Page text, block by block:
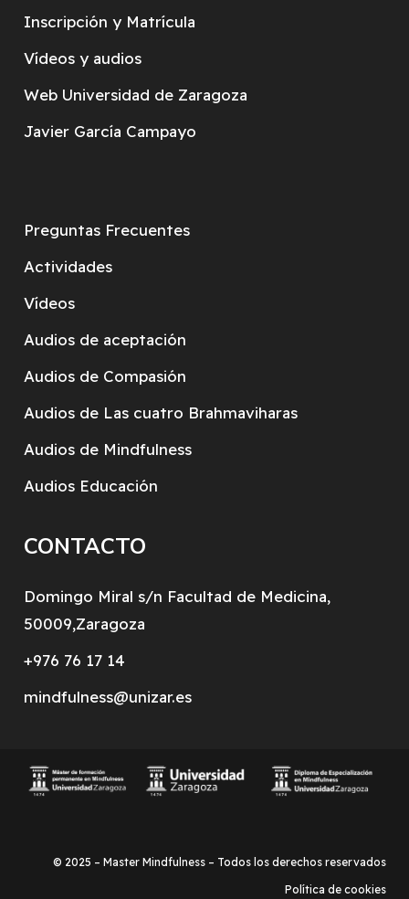
Inscripción y Matrícula
Vídeos y audios
Web Universidad de Zaragoza
Javier García Campayo
Preguntas Frecuentes
Actividades
Vídeos
Audios de aceptación
Audios de Compasión
Audios de Las cuatro Brahmaviharas
Audios de Mindfulness
Audios Educación
CONTACTO
Domingo Miral s/n Facultad de Medicina,
50009,Zaragoza
+976 76 17 14
mindfulness@unizar.es
© 2025 – Master Mindfulness – Todos los derechos reservados
Política de cookies